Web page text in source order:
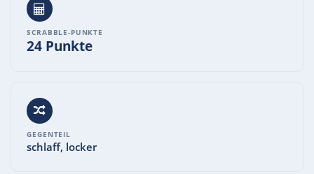
SCRABBLE-PUNKTE
24 Punkte
GEGENTEIL
schlaff, locker